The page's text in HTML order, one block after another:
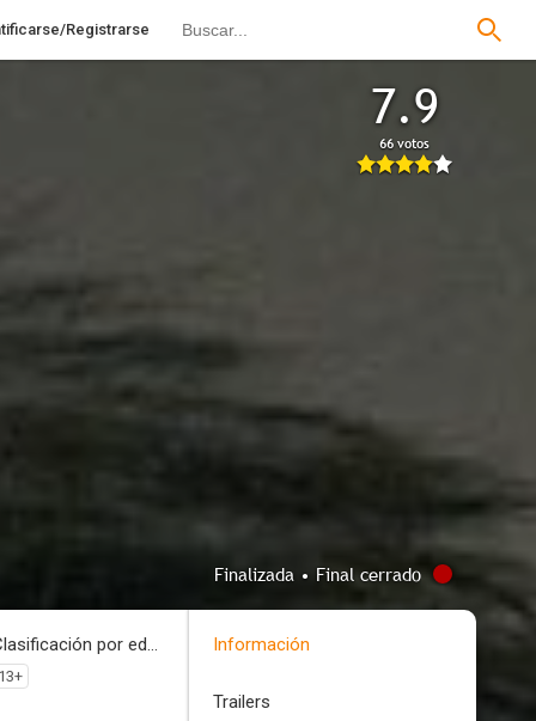
Registrarse
7.9
66 votos
Finalizada • Final cerrado
Clasificación por edades Información
Trailers